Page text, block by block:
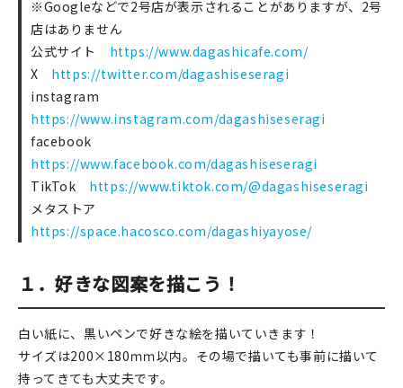
※Googleなどで2号店が表示されることがありますが、2号
店はありません
公式サイト https://www.dagashicafe.com/
X https://twitter.com/dagashiseseragi
instagram
https://www.instagram.com/dagashiseseragi
facebook
https://www.facebook.com/dagashiseseragi
TikTok https://www.tiktok.com/@dagashiseseragi
メタストア
https://space.hacosco.com/dagashiyayose/
１．好きな図案を描こう！
白い紙に、黒いペンで好きな絵を描いていきます！
サイズは200×180ｍｍ以内。その場で描いても事前に描いて
持ってきても大丈夫です。